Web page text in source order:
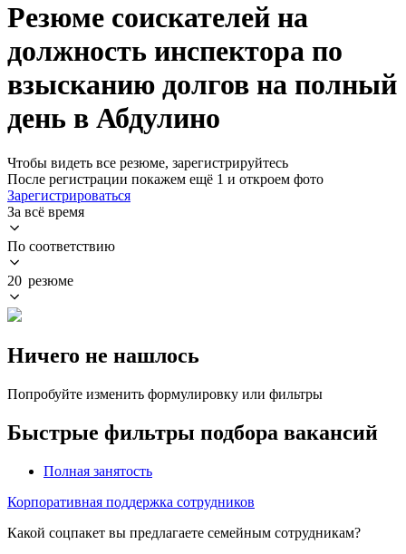
Резюме соискателей на
должность инспектора по
взысканию долгов на полный
день в Абдулино
Чтобы видеть все резюме, зарегистрируйтесь
После регистрации покажем ещё 1 и откроем фото
Зарегистрироваться
За всё время
По соответствию
20 резюме
Ничего не нашлось
Попробуйте изменить формулировку или фильтры
Быстрые фильтры подбора вакансий
Полная занятость
Корпоративная поддержка сотрудников
Какой соцпакет вы предлагаете семейным сотрудникам?